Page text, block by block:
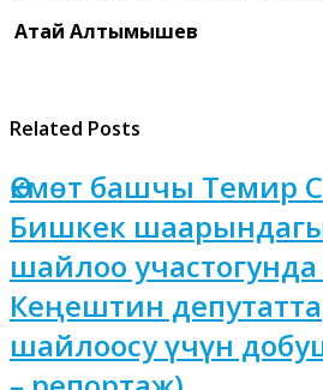
Атай Алтымышев
Related Posts
Өкмөт башчы Темир
Бишкек
шайлоо
Кеңештин
шайлоосу үчүн